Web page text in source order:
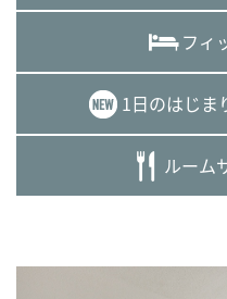
フィ
1日のはじ
ルーム